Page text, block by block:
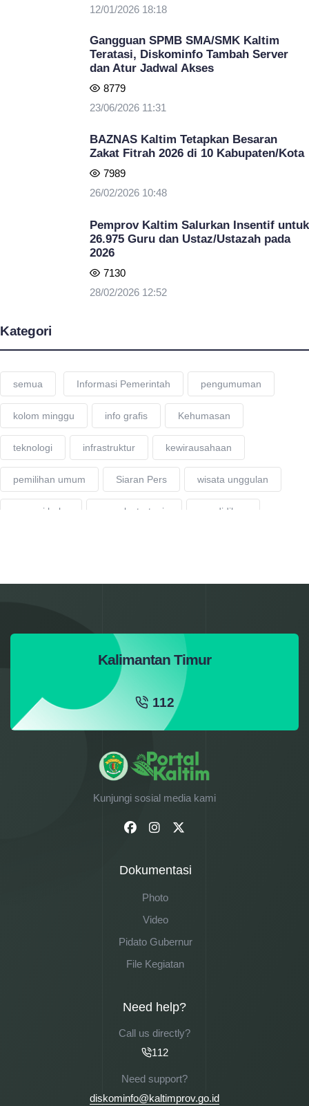
12/01/2026 18:18
Gangguan SPMB SMA/SMK Kaltim
Teratasi, Diskominfo Tambah Server
dan Atur Jadwal Akses
8779
23/06/2026 11:31
BAZNAS Kaltim Tetapkan Besaran
Zakat Fitrah 2026 di 10 Kabupaten/Kota
7989
26/02/2026 10:48
Pemprov Kaltim Salurkan Insentif untuk
26.975 Guru dan Ustaz/Ustazah pada
2026
7130
28/02/2026 12:52
Kategori
semua Informasi Pemerintah pengumuman
kolom minggu info grafis Kehumasan
teknologi infrastruktur kewirausahaan
pemilihan umum Siaran Pers wisata unggulan
resensi buku proyek strategis pendidikan
Pelatihan Statistik Ekonomi
Cuaca Kabupaten/Kota
Politik Pembangunan Pemberdayaan
Perikanan Perhubungan
Olahraga Pertanian
Kebencanaan
Kalimantan Timur
112
Kunjungi sosial media kami
Dokumentasi
Photo
Video
Pidato Gubernur
File Kegiatan
Need help?
Call us directly?
112
Need support?
diskominfo@kaltimprov.go.id